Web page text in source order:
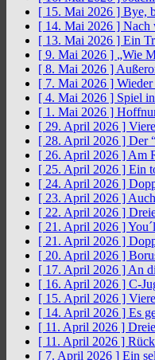
[ 15. Mai 2026 ] Bye,
[ 14. Mai 2026 ] Nach
[ 13. Mai 2026 ] Ein
[ 9. Mai 2026 ] „Wie
[ 8. Mai 2026 ]
[ 7. Mai 2026 ]
[ 4. Mai 2026 ] Spiel
[ 1. Mai 2026 ]
[ 29. April 2026 ]
[ 28. April 2026 ] Der
[ 26. April 2026 ] Am
[ 25. April 2026 ] Ein
[ 24. April 2026 ]
[ 23. April 2026 ]
[ 22. April 2026 ]
[ 21. April 2026 ]
[ 21. April 2026 ]
[ 20. April 2026 ]
[ 17. April 2026 ] An
[ 16. April 2026 ] C-
[ 15. April 2026 ]
[ 14. April 2026 ] Es
[ 11. April 2026 ]
[ 11. April 2026 ]
[ 7. April 2026 ] Ein